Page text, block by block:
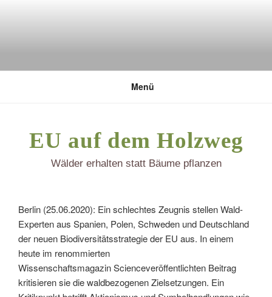
DEUTSCHE UMWELTSTIFTUNG
Menü
EU auf dem Holzweg
Wälder erhalten statt Bäume pflanzen
Berlin (25.06.2020): Ein schlechtes Zeugnis stellen Wald-
Experten aus Spanien, Polen, Schweden und Deutschland
der neuen Biodiversitätsstrategie der EU aus. In einem
heute im renommierten
Wissenschaftsmagazin Scienceveröffentlichten Beitrag
kritisieren sie die waldbezogenen Zielsetzungen. Ein